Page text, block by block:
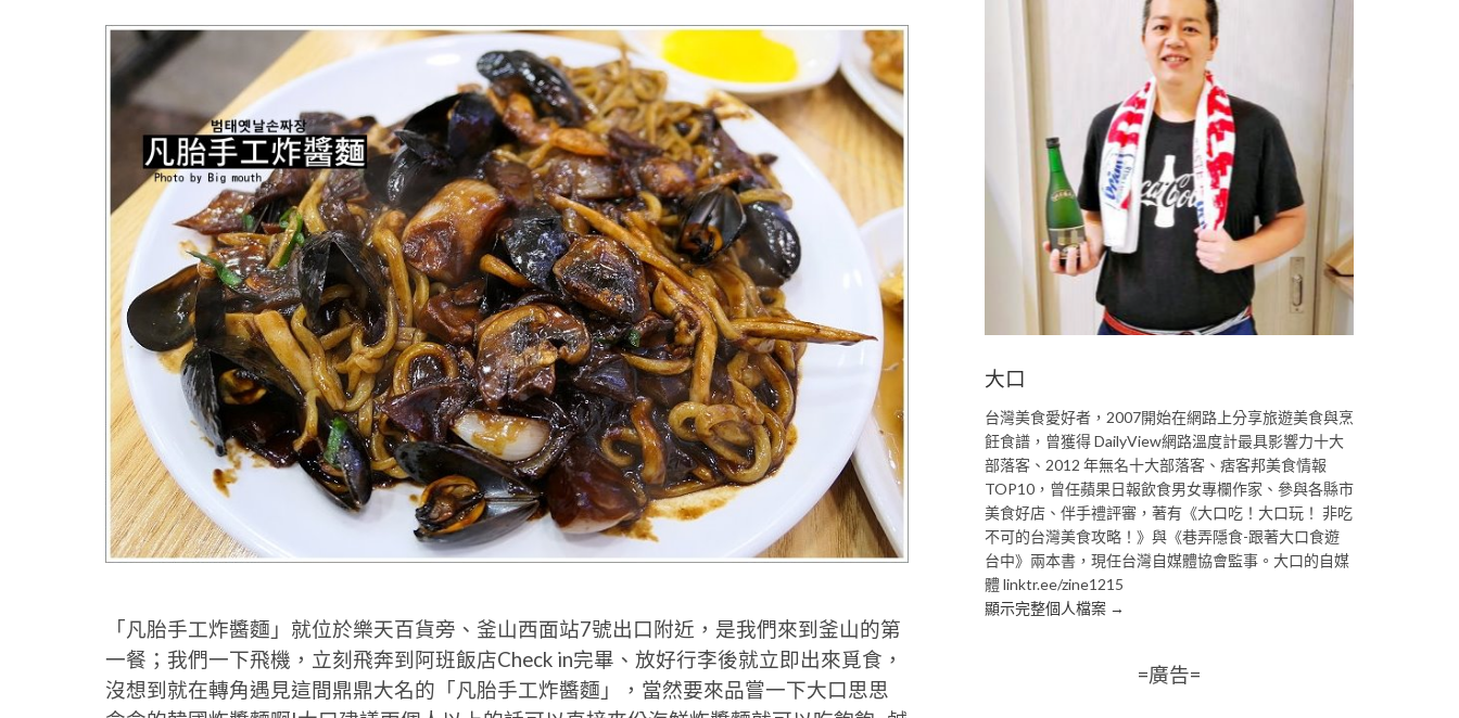
「凡胎手工炸醬麵」就位於樂天百貨旁、釜山西面站7號出口附近，是我們來到釜山的第
一餐；我們一下飛機，立刻飛奔到阿班飯店Check in完畢、放好行李後就立即出來覓食，
沒想到就在轉角遇見這間鼎鼎大名的「凡胎手工炸醬麵」，當然要來品嘗一下大口思思
大口
台灣美食愛好者，2007開始在網路上分享旅遊美食與烹
飪食譜，曾獲得 DailyView網路溫度計最具影響力十大
部落客、2012 年無名十大部落客、痞客邦美食情報
TOP10，曾任蘋果日報飲食男女專欄作家、參與各縣市
美食好店、伴手禮評審，著有《大口吃！大口玩！ 非吃
不可的台灣美食攻略！》與《巷弄隱食-跟著大口食遊
台中》兩本書，現任台灣自媒體協會監事。大口的自媒
體 linktr.ee/zine1215
顯示完整個人檔案 →
=廣告=